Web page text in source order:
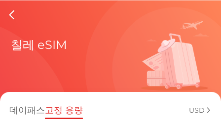
Chile
현재 목적
칠레 eSIM
데이패스고정 용량 USD